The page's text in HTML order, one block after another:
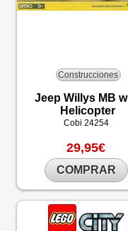
Construcciones
Jeep Willys MB
Helicopter
Cobi 24254
29,95€
COMPRAR